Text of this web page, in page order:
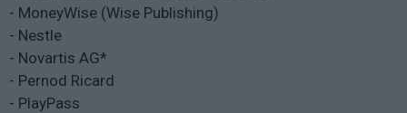
- MoneyWise (Wise Publishing)
- Nestle
- Novartis AG*
- Pernod Ricard
- PlayPass